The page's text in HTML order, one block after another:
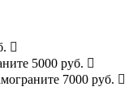
5000 руб.
7000 руб.